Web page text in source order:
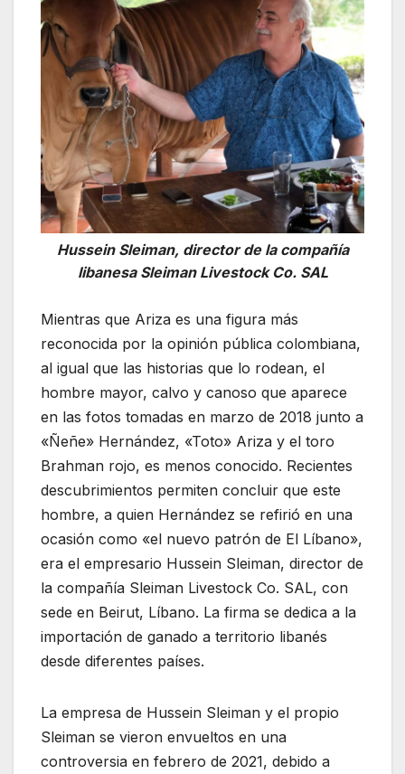
Hussein Sleiman, director de la compañía
libanesa Sleiman Livestock Co. SAL
Mientras que Ariza es una figura más
reconocida por la opinión pública colombiana,
al igual que las historias que lo rodean, el
hombre mayor, calvo y canoso que aparece
en las fotos tomadas en marzo de 2018 junto a
«Ñeñe» Hernández, «Toto» Ariza y el toro
Brahman rojo, es menos conocido. Recientes
descubrimientos permiten concluir que este
hombre, a quien Hernández se refirió en una
ocasión como «el nuevo patrón de El Líbano»,
era el empresario Hussein Sleiman, director de
la compañía Sleiman Livestock Co. SAL, con
sede en Beirut, Líbano. La firma se dedica a la
importación de ganado a territorio libanés
desde diferentes países.
La empresa de Hussein Sleiman y el propio
Sleiman se vieron envueltos en una
controversia en febrero de 2021, debido a